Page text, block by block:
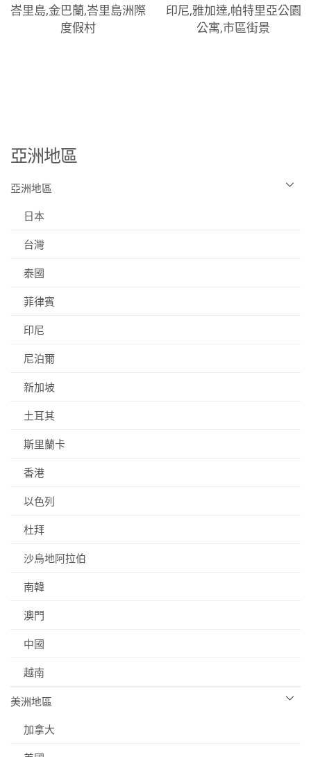
峇里島,金巴蘭,峇里島洲際
度假村
印尼,雅加達,帕特里亞公園
公寓,市區街景
亞洲地區
亞洲地區
日本
台灣
泰國
菲律賓
印尼
尼泊爾
新加坡
土耳其
斯里蘭卡
香港
以色列
杜拜
沙烏地阿拉伯
南韓
澳門
中國
越南
美洲地區
加拿大